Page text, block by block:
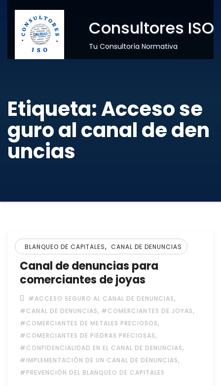
Consultores ISO
Tu Consultoría Normativa
Etiqueta:Acceso se
guro al canal de den
uncias
BLANQUEO DE CAPITALES, CANAL DE DENUNCIAS
Canal de denuncias para
comerciantes de joyas
#ACCESO SEGURO AL CANAL DE DENUNCIAS,
#CANAL DE DENUNCIAS, #COMERCIANTES DE JOYAS,
#COMERCIANTES DE METALES PRECIOSOS,
#COMERCIANTES DE PIEDRAS PRECIOSAS,
#CONFIDENCIALIDAD EN EL CANAL DE DENUNCIAS,
#IMPLEMENTACIÓN DE UN CANAL DE DENUNCIAS,
#PREVENCIÓN DEL BLANQUEO DE CAPITALES